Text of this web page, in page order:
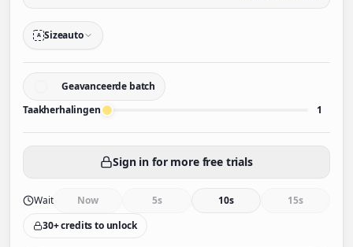
A Sizeauto
Geavanceerde batch
Taakherhalingen
1
Sign in for more free trials
Wait Now 5s 10s
15s
30+ credits to unlock